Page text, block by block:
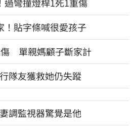
過彎撞燈桿1死1重傷
！貼字條喊很愛孩子
單親媽顧子斷家計
隊友獲救她仍失蹤
調監視器驚覺是他